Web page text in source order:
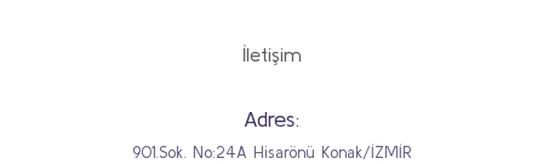
İletişim
Adres:
901.Sok. No:24A Hisarönü Konak/İZMİR